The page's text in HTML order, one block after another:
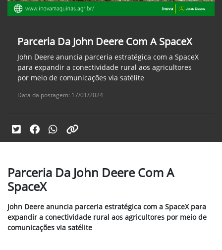
Parceria Da John Deere Com A SpaceX
John Deere anuncia parceria estratégica com a SpaceX
para expandir a conectividade rural aos agricultores
por meio de comunicações via satélite
Data da postagem: 17/01/2024
Parceria Da John Deere Com A
SpaceX
John Deere anuncia parceria estratégica com a SpaceX para
expandir a conectividade rural aos agricultores por meio de
comunicações via satélite